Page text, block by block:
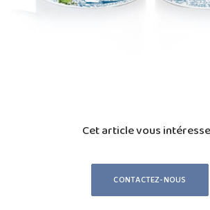
Cet article vous
CONTACTEZ-NOUS